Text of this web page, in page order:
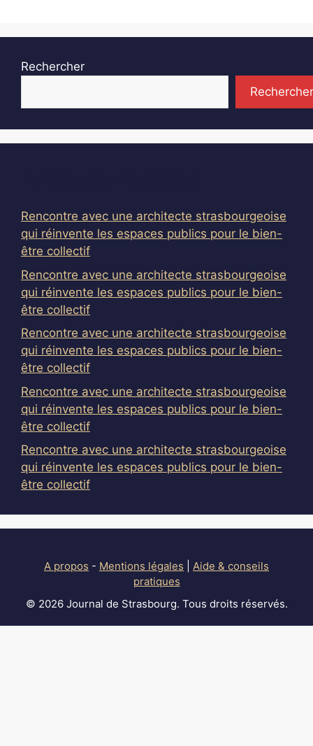
Rechercher
Rechercher
Rencontre avec une architecte strasbourgeoise
qui réinvente les espaces publics pour le bien-
être collectif
Rencontre avec une architecte strasbourgeoise
qui réinvente les espaces publics pour le bien-
être collectif
Rencontre avec une architecte strasbourgeoise
qui réinvente les espaces publics pour le bien-
être collectif
Rencontre avec une architecte strasbourgeoise
qui réinvente les espaces publics pour le bien-
être collectif
Rencontre avec une architecte strasbourgeoise
qui réinvente les espaces publics pour le bien-
être collectif
A propos - Mentions légales
Aide & conseils
pratiques
© 2026 Journal de Strasbourg. Tous droits réservés.